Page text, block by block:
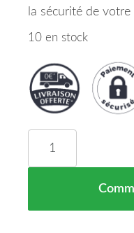
la sécurité de votre
10 en stock